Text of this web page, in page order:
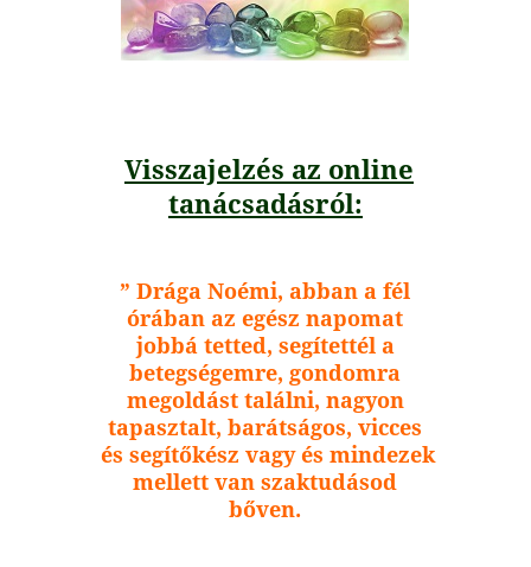
Visszajelzés az online
tanácsadásról:
” Drága Noémi, abban a fél
órában az egész napomat
jobbá tetted, segítettél a
betegségemre, gondomra
megoldást találni, nagyon
tapasztalt, barátságos, vicces
és segítőkész vagy és mindezek
mellett van szaktudásod
bőven.